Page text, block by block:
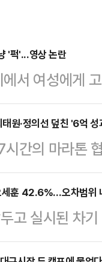
'퍽'...영상 논란
서 여성에게
이 사회관계
시간) 뉴욕포
대비한 훈련'
은 샌드백을 때
모습 등을 보
게 확산된 것
…
원·정의선 덮친 '6억
간의 마라톤
이 현실화될
길을 걷게 된
이익 30% 성
상한 없는
훈 42.6%…오차범위
고 실시된 차
44.7%, 오세